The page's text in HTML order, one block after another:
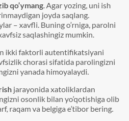
qo’ymang. Agar yozing, uni ish
joyda saqlang.
– xavfli. Buning o’rniga, parolni
saqlashingiz mumkin.
ikki faktorli autentifikatsiyani
chorasi sifatida parolingizni
yanada himoyalaydi.
jarayonida xatoliklardan
osonlik bilan yo’qotishiga olib
raqam va belgiga e’tibor bering.